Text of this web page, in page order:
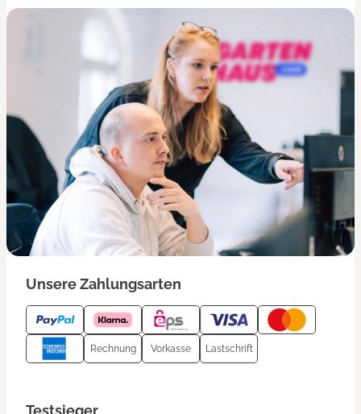
Unsere Zahlungsarten
Rechnung Vorkasse Lastschrift